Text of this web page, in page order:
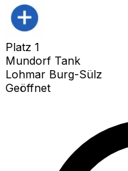
Platz 1
Mundorf Tank
Lohmar Burg-Sülz
Geöffnet